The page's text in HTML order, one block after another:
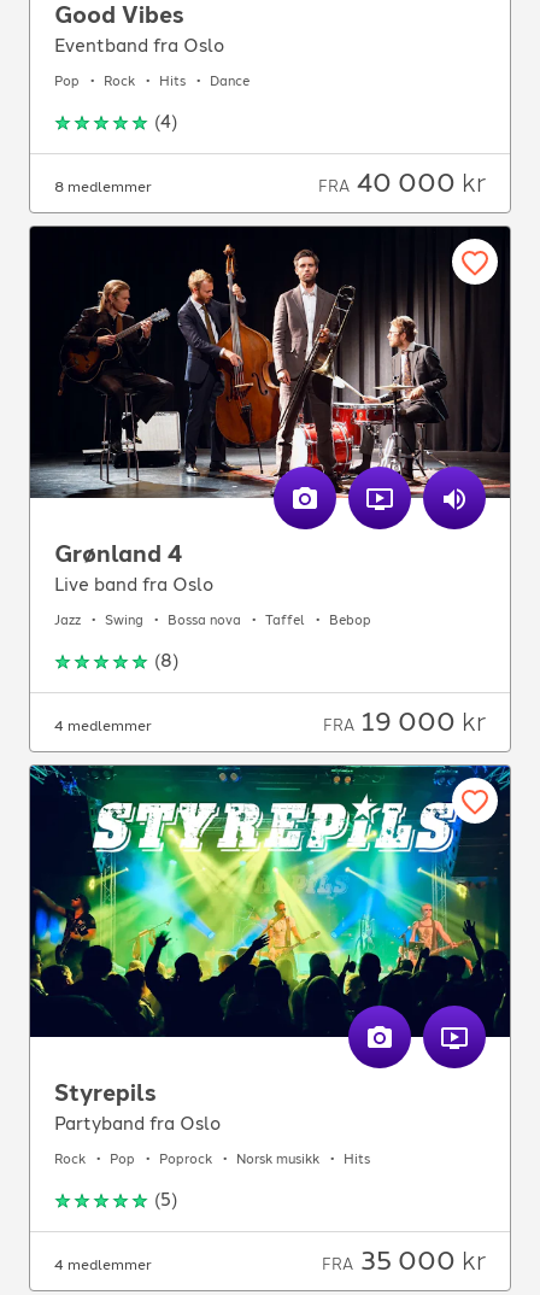
Good Vibes
Eventband fra Oslo
Pop Rock Hits Dance
(4)
8 medlemmer FRA 40 000 kr
Grønland 4
Live band fra Oslo
Jazz Swing Bossa nova Taffel Bebop
(8)
4 medlemmer FRA 19 000 kr
Styrepils
Partyband fra Oslo
Rock Pop Poprock Norsk musikk Hits
(5)
4 medlemmer FRA 35 000 kr